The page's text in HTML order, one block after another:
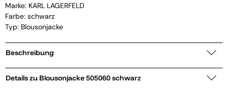
Marke: KARL LAGERFELD
Farbe: schwarz
Typ: Blousonjacke
Beschreibung
Details zu Blousonjacke 505060 schwarz